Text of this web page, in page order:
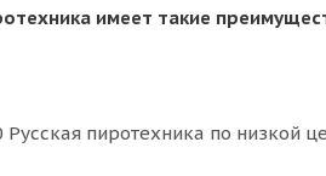
имеет такие
пиротехника по низкой